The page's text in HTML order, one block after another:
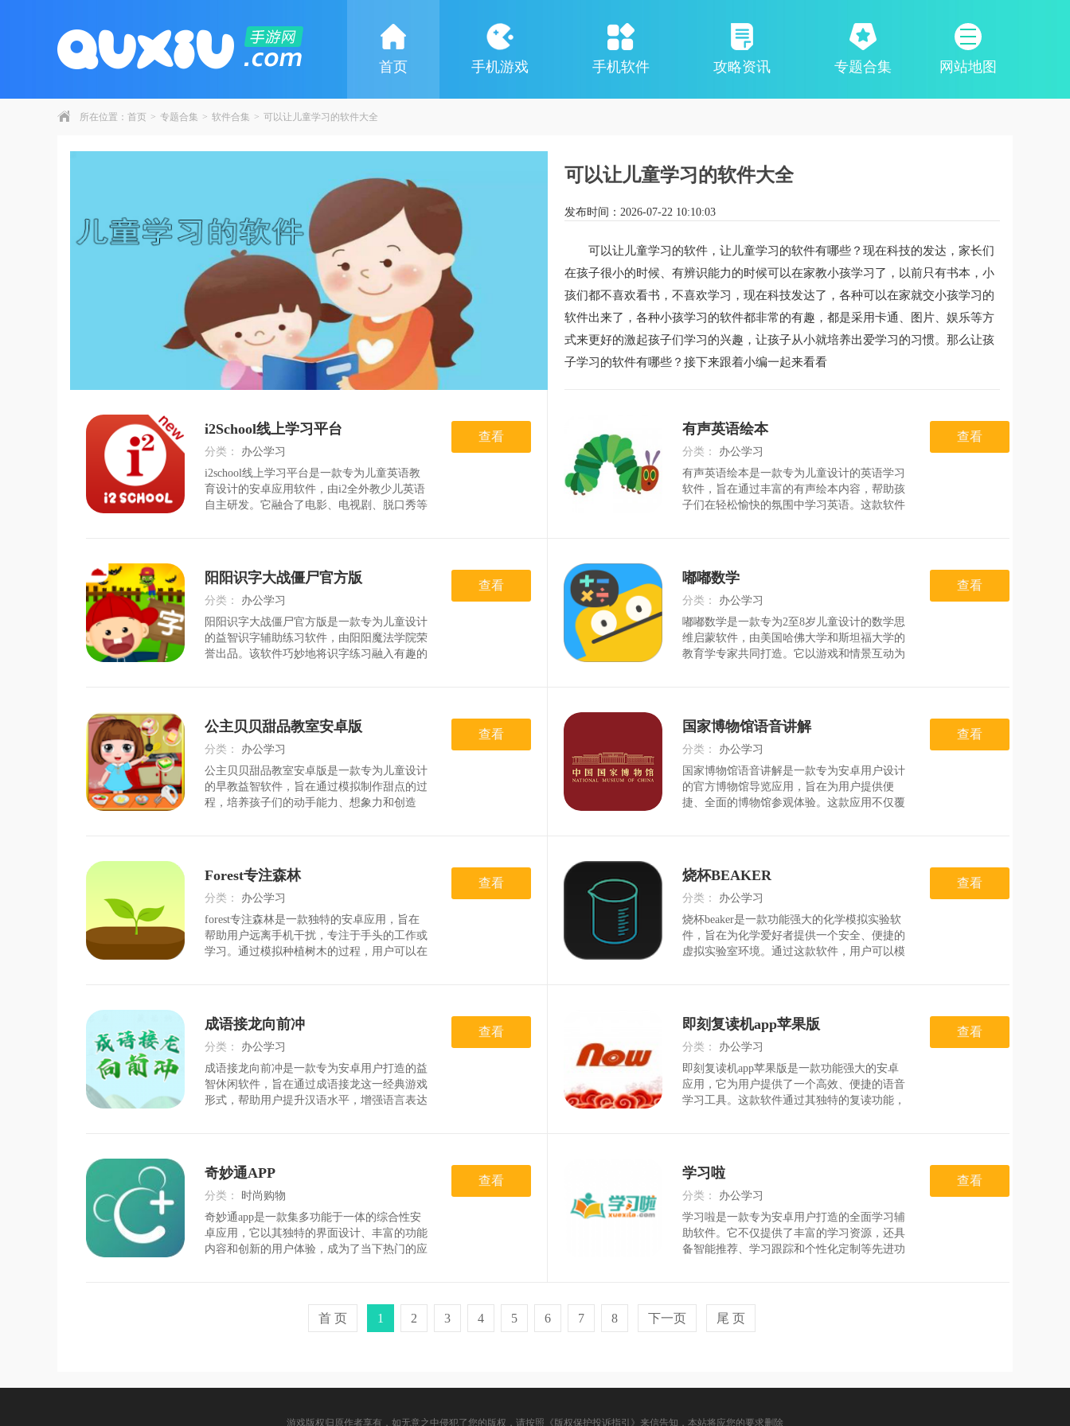
网站地图
首页 手机游戏 手机软件 攻略资讯 专题合集
所在位置： 首页 > 专题合集 > 软件合集 > 可以让儿童学习的软件大全
可以让儿童学习的软件大全
发布时间： 2026-07-22 10:10:03
可以让儿童学习的软件，让儿童学习的软件有哪些？现在科技的发达，家长们
在孩子很小的时候、有辨识能力的时候可以在家教小孩学习了，以前只有书本，小
孩们都不喜欢看书，不喜欢学习，现在科技发达了，各种可以在家就交小孩学习的
软件出来了，各种小孩学习的软件都非常的有趣，都是采用卡通、图片、娱乐等方
式来更好的激起孩子们学习的兴趣，让孩子从小就培养出爱学习的习惯。那么让孩
子学习的软件有哪些？接下来跟着小编一起来看看
i2School线上学习平台
分类： 办公学习
时间：2026-08-03
i2school线上学习平台是一款专为儿童英语教
育设计的安卓应用软件，由i2全外教少儿英语
自主研发。它融合了电影、电视剧、脱口秀等
查看 有声英语绘本
分类： 办公学习
时间：2026-07-25
有声英语绘本是一款专为儿童设计的英语学习
软件，旨在通过丰富的有声绘本内容，帮助孩
子们在轻松愉快的氛围中学习英语。这款软件
孩子们可以在享受阅读
查看
阳阳识字大战僵尸官方版
分类： 办公学习
时间：2026-08-04
阳阳识字大战僵尸官方版是一款专为儿童设计
的益智识字辅助练习软件，由阳阳魔法学院荣
誉出品。该软件巧妙地将识字练习融入有趣的
孩子大脑的思维、情感
查看 嘟嘟数学
分类： 办公学习
时间：2026-07-26
嘟嘟数学是一款专为2至8岁儿童设计的数学思
维启蒙软件，由美国哈佛大学和斯坦福大学的
教育学专家共同打造。它以游戏和情景互动为
习，还通过趣味的情
查看
公主贝贝甜品教室安卓版
分类： 办公学习
时间：2026-07-26
公主贝贝甜品教室安卓版是一款专为儿童设计
的早教益智软件，旨在通过模拟制作甜点的过
程，培养孩子们的动手能力、想象力和创造
繁多，包括纸杯蛋糕、黄
查看 国家博物馆语音讲解
分类： 办公学习
时间：2026-08-06
国家博物馆语音讲解是一款专为安卓用户设计
的官方博物馆导览应用，旨在为用户提供便
捷、全面的博物馆参观体验。这款应用不仅覆
可以在家中或现场通过手
查看
Forest专注森林
分类： 办公学习
时间：2026-07-25
forest专注森林是一款独特的安卓应用，旨在
帮助用户远离手机干扰，专注于手头的工作或
学习。通过模拟种植树木的过程，用户可以在
效率。软件亮点
查看 烧杯BEAKER
分类： 办公学习
时间：2026-07-25
烧杯beaker是一款功能强大的化学模拟实验软
件，旨在为化学爱好者提供一个安全、便捷的
虚拟实验室环境。通过这款软件，用户可以模
强理解和记忆。
查看
成语接龙向前冲
分类： 办公学习
时间：2026-08-06
成语接龙向前冲是一款专为安卓用户打造的益
智休闲软件，旨在通过成语接龙这一经典游戏
形式，帮助用户提升汉语水平，增强语言表达
式，让用户在轻松愉
查看 即刻复读机app苹果版
分类： 办公学习
时间：2026-07-28
即刻复读机app苹果版是一款功能强大的安卓
应用，它为用户提供了一个高效、便捷的语音
学习工具。这款软件通过其独特的复读功能，
助。软件亮点1.高
查看
奇妙通APP
分类： 时尚购物
时间：2026-07-29
奇妙通app是一款集多功能于一体的综合性安
卓应用，它以其独特的界面设计、丰富的功能
内容和创新的用户体验，成为了当下热门的应
查看 学习啦
分类： 办公学习
时间：2026-07-30
学习啦是一款专为安卓用户打造的全面学习辅
助软件。它不仅提供了丰富的学习资源，还具
备智能推荐、学习跟踪和个性化定制等先进功
量资源：涵盖各个学
查看
首 页 1 2 3 4 5 6 7 8 下一页 尾 页
游戏版权归原作者享有，如无意之中侵犯了您的版权，请按照《版权保护投诉指引》来信告知，本站将应您的要求删除